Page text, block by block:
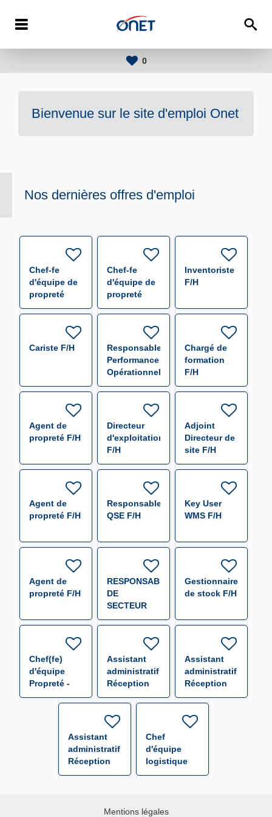
0
Bienvenue sur le site d'emploi Onet
Nos dernières offres d'emploi
Chef-fe
d'équipe de
propreté
après-midi -
Chef-fe
d'équipe de
propreté
matin -
Inventoriste
F/H
Cariste F/H
Responsable
Performance
Opérationnelle
F/H
Chargé de
formation
F/H
Agent de
propreté F/H
Directeur
d'exploitation
F/H
Adjoint
Directeur de
site F/H
Agent de
propreté F/H
Responsable
QSE F/H
Key User
WMS F/H
Agent de
propreté F/H
RESPONSABLE
DE
SECTEUR
(000655) F/H
Gestionnaire
de stock F/H
Chef(fe)
d'équipe
Propreté -
CHR Bel Air
Thionville
Assistant
administratif
Réception
Expédition
Assistant
administratif
Réception
Expédition
Assistant
administratif
Réception
Expédition
Chef
d'équipe
logistique
F/H
Mentions légales